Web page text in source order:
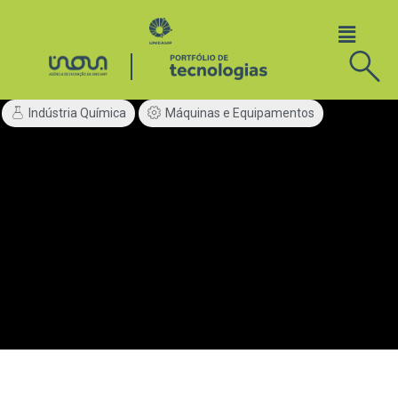
Indústria Química Máquinas e Equipamentos